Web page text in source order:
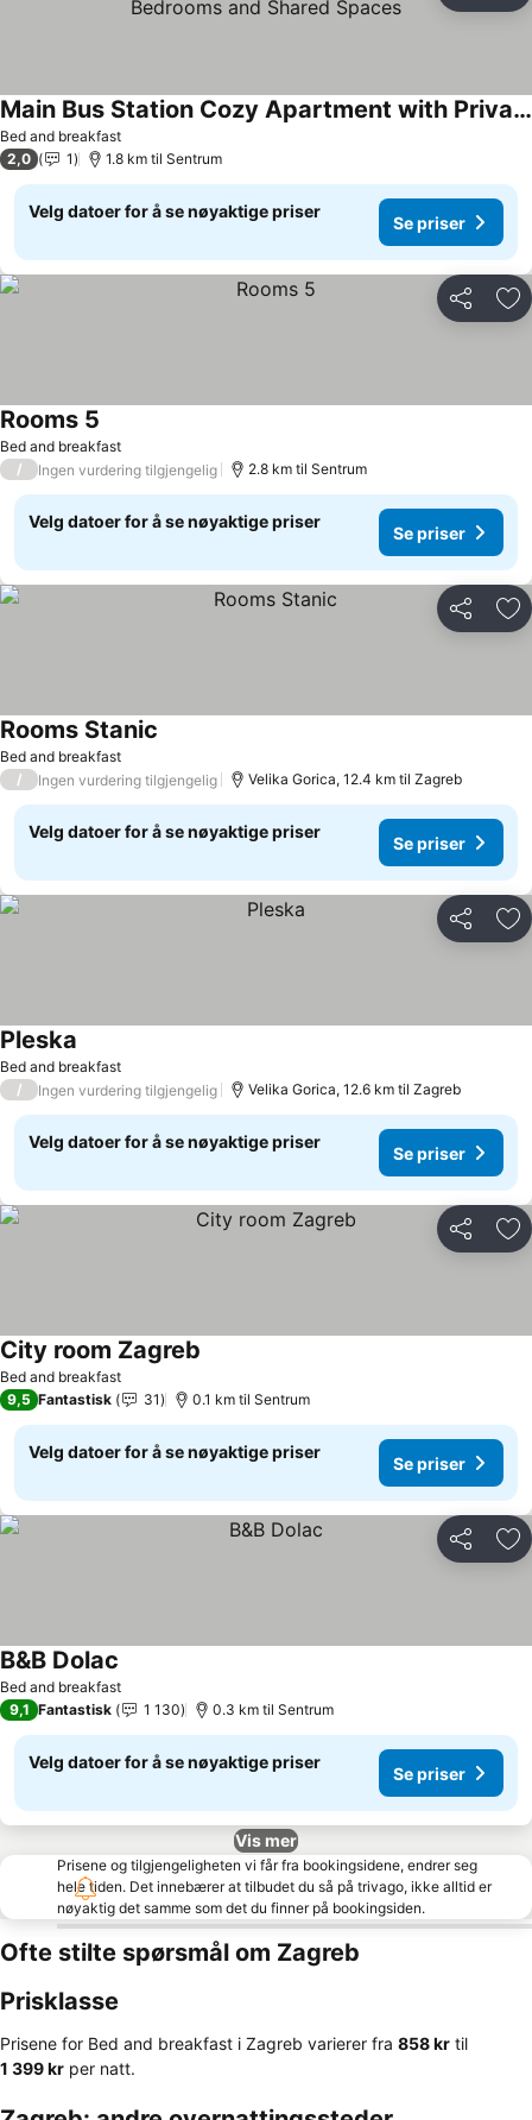
Bed and breakfast
Main Bus Station Cozy Apartment with Private Bedrooms and Shared Spaces
2,0 1 1.8 km til Sentrum
Velg datoer for å se nøyaktige priser
Se priser
Del
Bed and breakfast
Rooms 5
/ Ingen vurdering tilgjengelig 2.8 km til Sentrum
Velg datoer for å se nøyaktige priser
Se priser
Del
Bed and breakfast
Rooms Stanic
/ Ingen vurdering tilgjengelig Velika Gorica, 12.4 km til Zagreb
Velg datoer for å se nøyaktige priser
Se priser
Del
Bed and breakfast
Pleska
/ Ingen vurdering tilgjengelig Velika Gorica, 12.6 km til Zagreb
Velg datoer for å se nøyaktige priser
Se priser
Del
Bed and breakfast
City room Zagreb
9,5 Fantastisk 31 0.1 km til Sentrum
Velg datoer for å se nøyaktige priser
Se priser
Del
Bed and breakfast
B&B Dolac
9,1 Fantastisk 1 130 0.3 km til Sentrum
Velg datoer for å se nøyaktige priser
Se priser
Vis mer
Prisene og tilgjengeligheten vi får fra bookingsidene, endrer seg
hele tiden. Det innebærer at tilbudet du så på trivago, ikke alltid er
nøyaktig det samme som det du finner på bookingsiden.
Ofte stilte spørsmål om Zagreb
Prisklasse
Prisene for Bed and breakfast i Zagreb varierer fra ‎858 kr til
‎1 399 kr per natt.